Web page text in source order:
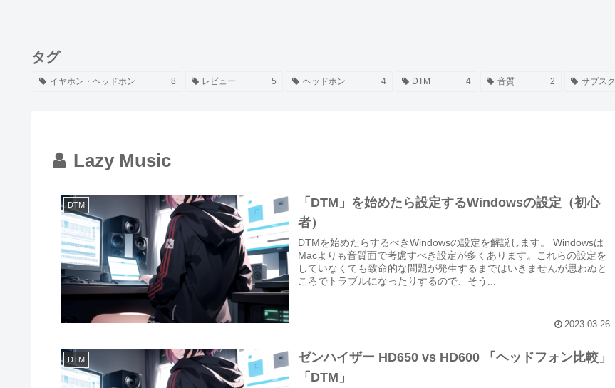
タグ
イヤホン・ヘッドホン 8 レビュー 5 ヘッドホン 4 DTM 4 音質 2 サブスク
Lazy Music
DTM
「DTM」を始めたら設定するWindowsの設定（初心
者）
DTMを始めたらするべきWindowsの設定を解説します。 Windowsは
Macよりも音質面で考慮すべき設定が多くあります。これらの設定を
していなくても致命的な問題が発生するまではいきませんが思わぬと
ころでトラブルになったりするので、そう...
2023.03.26
DTM
ゼンハイザー HD650 vs HD600 「ヘッドフォン比較」
「DTM」